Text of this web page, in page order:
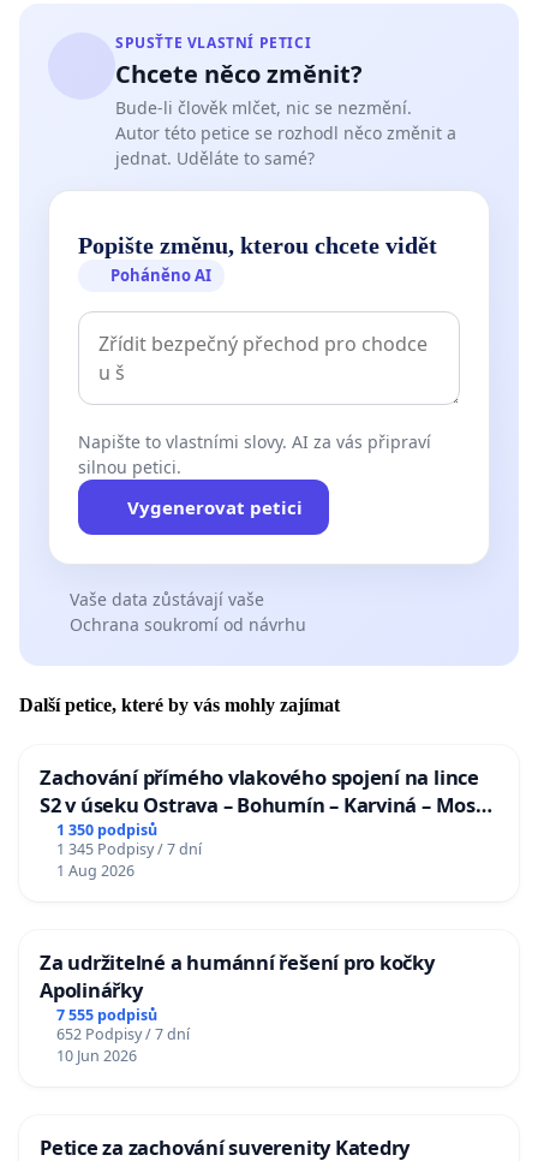
SPUSŤTE VLASTNÍ PETICI
Chcete něco změnit?
Bude-li člověk mlčet, nic se nezmění.
Autor této petice se rozhodl něco změnit a
jednat. Uděláte to samé?
Popište změnu, kterou chcete vidět
Poháněno AI
Napište to vlastními slovy. AI za vás připraví
silnou petici.
Vygenerovat petici
Vaše data zůstávají vaše
Ochrana soukromí od návrhu
Další petice, které by vás mohly zajímat
Zachování přímého vlakového spojení na lince
S2 v úseku Ostrava – Bohumín – Karviná – Mosty
u Jablunkova
1 350 podpisů
1 345 Podpisy / 7 dní
1 Aug 2026
Za udržitelné a humánní řešení pro kočky
Apolinářky
7 555 podpisů
652 Podpisy / 7 dní
10 Jun 2026
Petice za zachování suverenity Katedry